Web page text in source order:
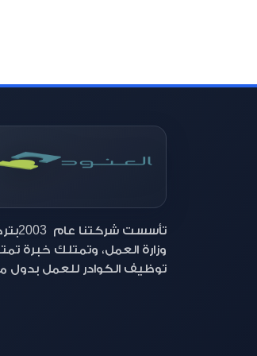
تأسست شركتنا عام 2003
وزارة العمل، وتمتلك خبرة
توظيف الكوادر للعمل بدول